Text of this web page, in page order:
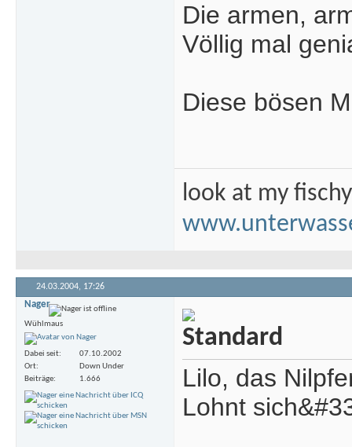
Die armen,
Völlig mal
Diese bösen
look at my
24.03.2004, 17:26
Nager
Wühlmaus
Dabei seit
07.10.2002
Ort
Down Under
Beiträge
1.666
Lilo, das
Lohnt